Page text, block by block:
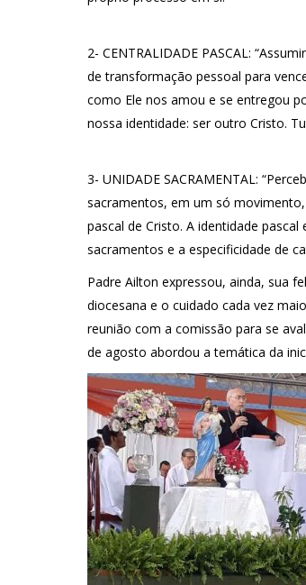
2- CENTRALIDADE PASCAL:
de transformação pessoal para
como Ele nos amou e se entregou
nossa identidade: ser outro Cristo.
3- UNIDADE SACRAMENTAL:
sacramentos, em um só
pascal de Cristo. A identidade
sacramentos e a especificidade de
Padre Ailton expressou, ainda, sua
diocesana e o cuidado cada vez
reunião com a comissão para se
de agosto abordou a temática da